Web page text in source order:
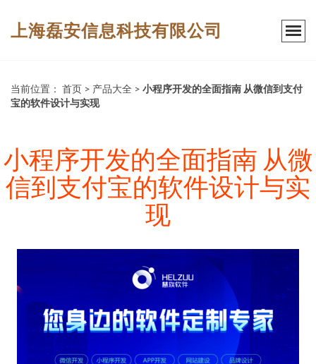
上海磊安信息科技有限公司
当前位置： 首页 > 产品大全 > 小程序开发的全面指南 从微信到支付
宝的软件设计与实现
小程序开发的全面指南 从微
信到支付宝的软件设计与实
现